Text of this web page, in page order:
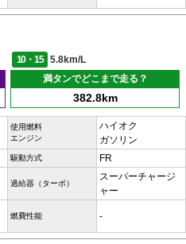
10・15
5.8km/L
満タンでどこまで走る？
382.8km
使用燃料
エンジン
ハイオク
ガソリン
駆動方式 FR
過給器（ターボ）
スーパーチャージ
ャー
燃費性能 -